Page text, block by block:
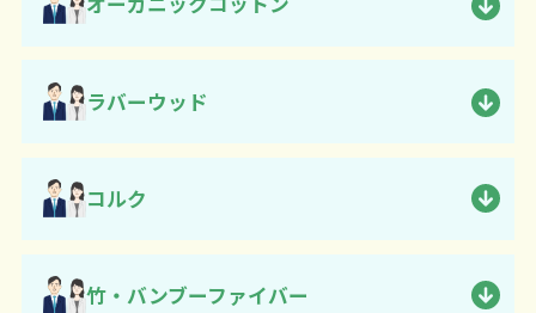
ラバーウッド
コルク
竹・バンブーファイバー